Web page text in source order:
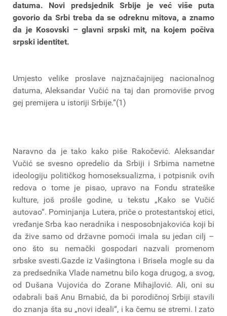
datuma. Novi predsjednik Srbije je već više puta
govorio da Srbi treba da se odreknu mitova, a znamo
da je Kosovski – glavni srpski mit, na kojem počiva
srpski identitet.
Umjesto velike proslave najznačajnijeg nacionalnog
datuma, Aleksandar Vučić na taj dan promoviše prvog
gej premijera u istoriji Srbije.“(1)
Naravno da je tako kako piše Rakočević. Aleksandar
Vučić se svesno opredelio da Srbiji i Srbima nametne
ideologiju političkog homoseksualizma, i potpisnik ovih
redova o tome je pisao, upravo na Fondu strateške
kulture, još prošle godine, u tekstu „Kako se Vučić
autovao“. Pominjanja Lutera, priče o protestantskoj etici,
vređanje Srba kao neradnika i nesposobnjakovića koji bi
da žive samo od državne pomoći imala su jedan cilj –
ono što su nemački gospodari nazvali promenom
srbske svesti.Gazde iz Vašingtona i Brisela mogle su da
za predsednika Vlade nametnu bilo koga drugog, a svog,
od Dušana Vujovića do Zorane Mihajlović. Ali, oni su
odabrali baš Anu Brnabić, da bi porodičnoj Srbiji stavili
do znanja šta su „novi ideali“, i ka čemu se stremi. I zato